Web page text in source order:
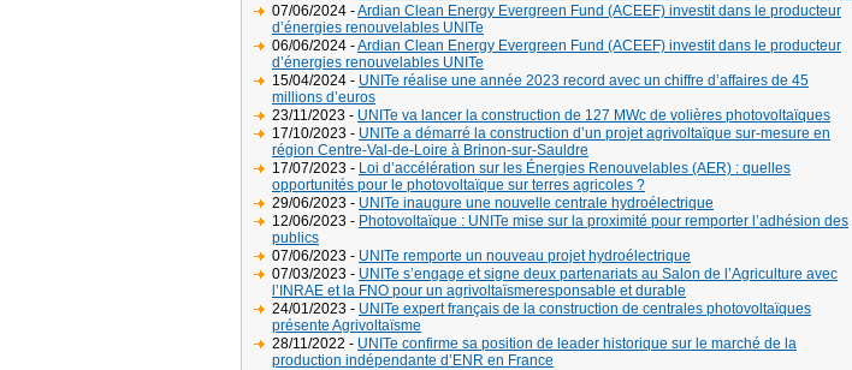
07/06/2024 -Ardian Clean Energy Evergreen Fund (ACEEF) investit dans le producteur
d’énergies renouvelables UNITe
06/06/2024 -Ardian Clean Energy Evergreen Fund (ACEEF) investit dans le producteur
d’énergies renouvelables UNITe
15/04/2024 - UNITe réalise une année 2023 record avec un chiffre d’affaires de 45
millions d’euros
23/11/2023 - UNITe va lancer la construction de 127 MWc de volières photovoltaïques
17/10/2023 - UNITe a démarré la construction d’un projet agrivoltaïque sur-mesure en
région Centre-Val-de-Loire à Brinon-sur-Sauldre
17/07/2023 - Loi d’accélération sur les Énergies Renouvelables (AER) : quelles
opportunités pour le photovoltaïque sur terres agricoles ?
29/06/2023 - UNITe inaugure une nouvelle centrale hydroélectrique
12/06/2023 - Photovoltaïque : UNITe mise sur la proximité pour remporter l’adhésion des
publics
07/06/2023 - UNITe remporte un nouveau projet hydroélectrique
07/03/2023 - UNITe s’engage et signe deux partenariats au Salon de l’Agriculture avec
l’INRAE et la FNO pour un agrivoltaïsmeresponsable et durable
24/01/2023 - UNITe expert français de la construction de centrales photovoltaïques
présente Agrivoltaïsme
28/11/2022 - UNITe confirme sa position de leader historique sur le marché de la
production indépendante d’ENR en France